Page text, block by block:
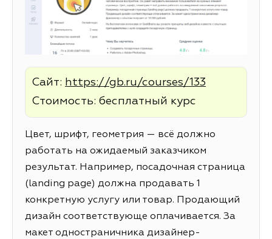
Сайт: https://gb.ru/courses/133
Стоимость: бесплатный курс
Цвет, шрифт, геометрия — всё должно
работать на ожидаемый заказчиком
результат. Например, посадочная страница
(landing page) должна продавать 1
конкретную услугу или товар. Продающий
дизайн соответствующе оплачивается. За
макет одностраничника дизайнер-